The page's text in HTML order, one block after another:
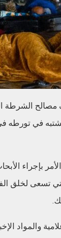
مصالح
في تورطه
بإجراء
تسعى لخلق
والمواد